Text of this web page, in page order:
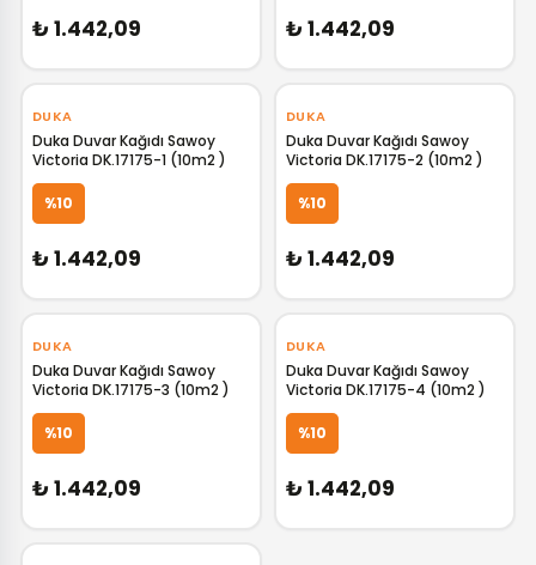
₺ 1.442,09 ₺ 1.442,09
GELİNCE HABER VER
DUKA
Duka Duvar Kağıdı Sawoy
Victoria DK.17175-1 (10m2 )
%10
₺ 1.442,09
GELİNCE HABER VER
DUKA
Duka Duvar Kağıdı Sawoy
Victoria DK.17175-2 (10m2 )
%10
₺ 1.442,09
GELİNCE HABER VER
DUKA
Duka Duvar Kağıdı Sawoy
Victoria DK.17175-3 (10m2 )
%10
₺ 1.442,09
GELİNCE HABER VER
DUKA
Duka Duvar Kağıdı Sawoy
Victoria DK.17175-4 (10m2 )
%10
₺ 1.442,09